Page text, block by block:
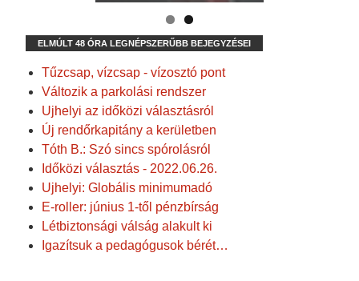
ELMÚLT 48 ÓRA LEGNÉPSZERŰBB BEJEGYZÉSEI
Tűzcsap, vízcsap - vízosztó pont
Változik a parkolási rendszer
Ujhelyi az időközi választásról
Új rendőrkapitány a kerületben
Tóth B.: Szó sincs spórolásról
Időközi választás - 2022.06.26.
Ujhelyi: Globális minimumadó
E-roller: június 1-től pénzbírság
Létbiztonsági válság alakult ki
Igazítsuk a pedagógusok bérét…